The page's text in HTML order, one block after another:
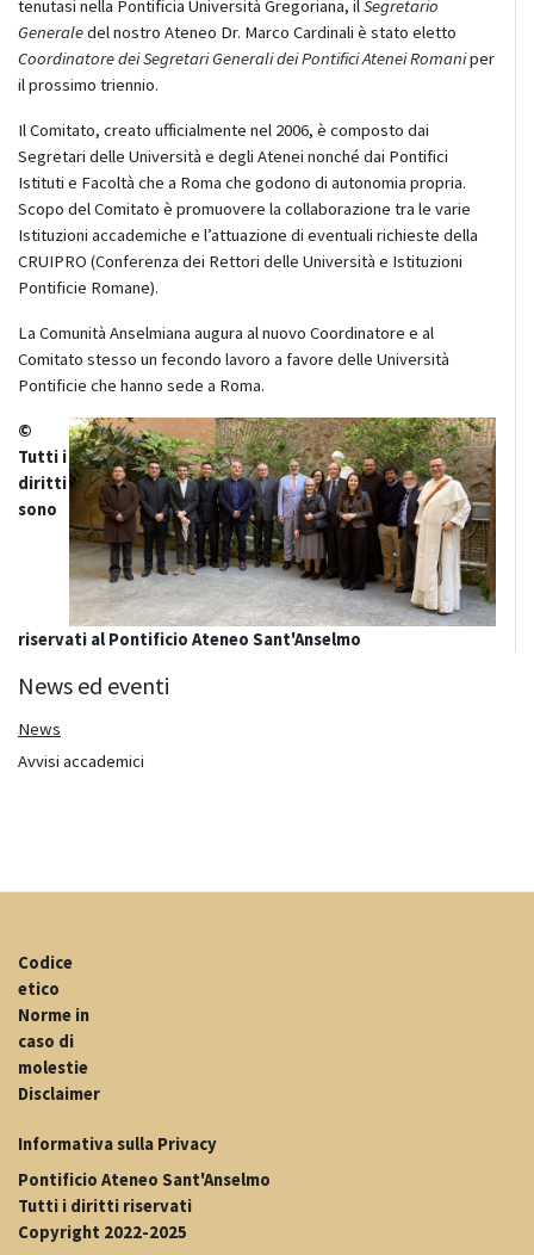
tenutasi nella Pontificia Università Gregoriana, ilSegretario
Generaledel nostro Ateneo Dr. Marco Cardinali è stato eletto
Coordinatore dei Segretari Generali dei Pontifici Atenei Romaniper
il prossimo triennio.
Il Comitato, creato ufficialmente nel 2006, è composto dai
Segretari delle Università e degli Atenei nonché dai Pontifici
Istituti e Facoltà che a Roma che godono di autonomia propria.
Scopo del Comitato è promuovere la collaborazione tra le varie
Istituzioni accademiche e l’attuazione di eventuali richieste della
CRUIPRO (Conferenza dei Rettori delle Università e Istituzioni
Pontificie Romane).
La Comunità Anselmiana augura al nuovo Coordinatore e al
Comitato stesso un fecondo lavoro a favore delle Università
Pontificie che hanno sede a Roma.
©
Tutti i
diritti
sono
riservati al Pontificio Ateneo Sant'Anselmo
News ed eventi
News
Avvisi accademici
Codice
etico
Norme in
caso di
molestie
Disclaimer
Informativa sulla Privacy
Pontificio Ateneo Sant'Anselmo
Tutti i diritti riservati
Copyright 2022-2025